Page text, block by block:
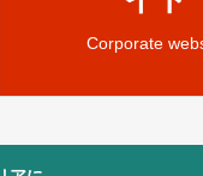
Corporate